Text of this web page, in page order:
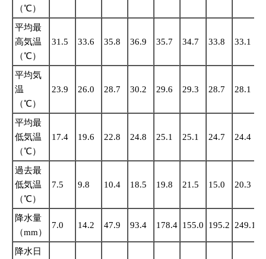
（℃）
平均最
高気温
（℃）
31.5 33.6 35.8 36.9 35.7 34.7 33.8 33.1
平均気
温
（℃）
23.9 26.0 28.7 30.2 29.6 29.3 28.7 28.1
平均最
低気温
（℃）
17.4 19.6 22.8 24.8 25.1 25.1 24.7 24.4
過去最
低気温
（℃）
7.5 9.8 10.4 18.5 19.8 21.5 15.0 20.3
降水量
（mm）
7.0 14.2 47.9 93.4 178.4 155.0 195.2 249.1
降水日